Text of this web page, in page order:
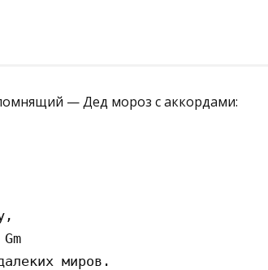
— Дед мороз с аккордами:
миpов.